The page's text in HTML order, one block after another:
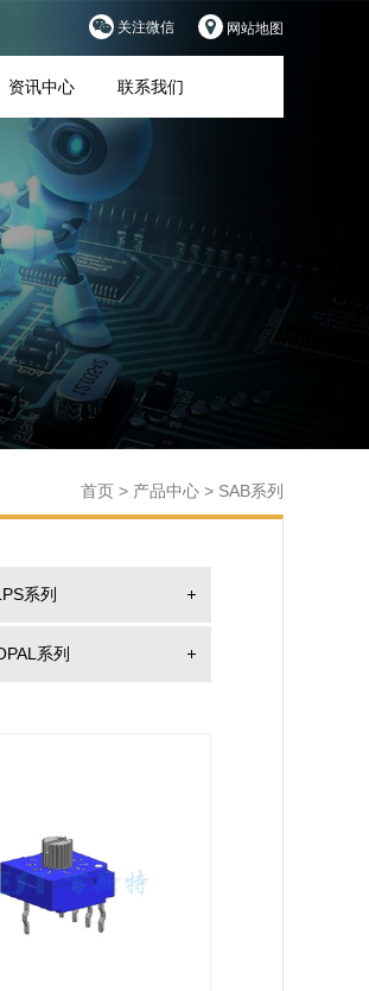
关注微信 网站地图
资讯中心 联系我们
首页 > 产品中心 > SAB系列
系列
系列